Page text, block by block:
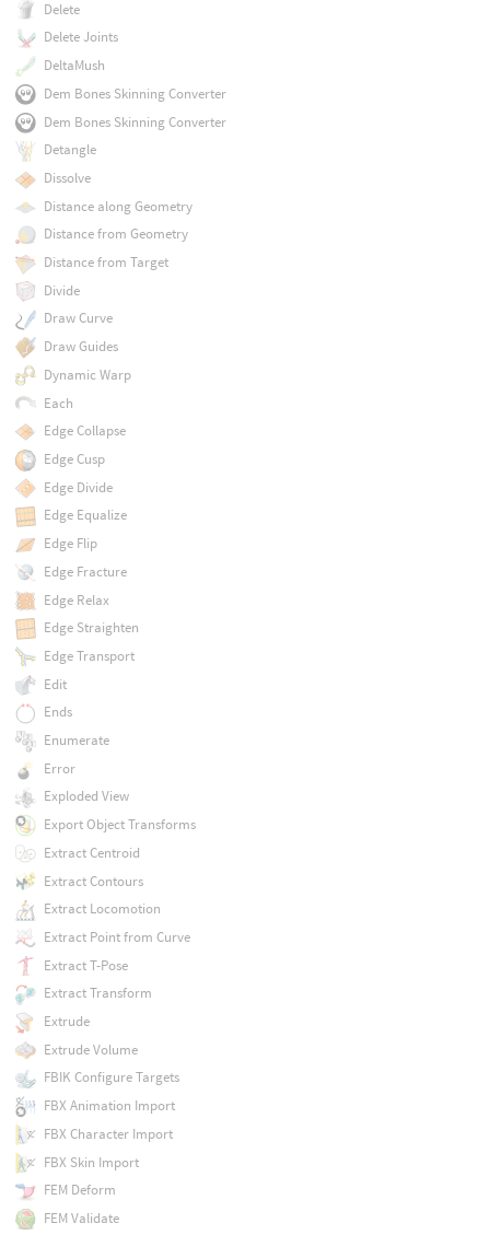
Delete
Delete Joints
DeltaMush
Dem Bones Skinning Converter
Dem Bones Skinning Converter
Detangle
Dissolve
Distance along Geometry
Distance from Geometry
Distance from Target
Divide
Draw Curve
Draw Guides
Dynamic Warp
Each
Edge Collapse
Edge Cusp
Edge Divide
Edge Equalize
Edge Flip
Edge Fracture
Edge Relax
Edge Straighten
Edge Transport
Edit
Ends
Enumerate
Error
Exploded View
Export Object Transforms
Extract Centroid
Extract Contours
Extract Locomotion
Extract Point from Curve
Extract T-Pose
Extract Transform
Extrude
Extrude Volume
FBIK Configure Targets
FBX Animation Import
FBX Character Import
FBX Skin Import
FEM Deform
FEM Validate